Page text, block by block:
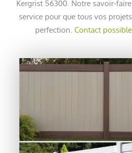
Kergrist 56300. Notre savoir-
service pour que tous vos
perfection. Contact